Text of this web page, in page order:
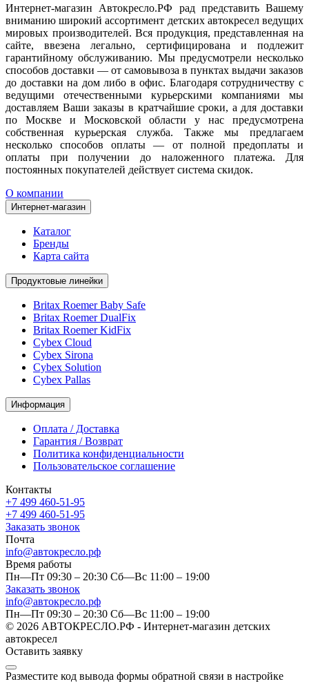
Интернет-магазин Автокресло.РФ рад представить Вашему
вниманию широкий ассортимент детских автокресел ведущих
мировых производителей. Вся продукция, представленная на
сайте, ввезена легально, сертифицирована и подлежит
гарантийному обслуживанию. Мы предусмотрели несколько
способов доставки — от самовывоза в пунктах выдачи заказов
до доставки на дом либо в офис. Благодаря сотрудничеству с
ведущими отечественными курьерскими компаниями мы
доставляем Ваши заказы в кратчайшие сроки, а для доставки
по Москве и Московской области у нас предусмотрена
собственная курьерская служба. Также мы предлагаем
несколько способов оплаты — от полной предоплаты и
оплаты при получении до наложенного платежа. Для
постоянных покупателей действует система скидок.
О компании
Интернет-магазин
Каталог
Бренды
Карта сайта
Продуктовые линейки
Britax Roemer Baby Safe
Britax Roemer DualFix
Britax Roemer KidFix
Cybex Cloud
Cybex Sirona
Cybex Solution
Cybex Pallas
Информация
Оплата / Доставка
Гарантия / Возврат
Политика конфиденциальности
Пользовательское соглашение
Контакты
+7 499 460-51-95
+7 499 460-51-95
Заказать звонок
Почта
info@автокресло.рф
Время работы
Пн—Пт 09:30 – 20:30 Сб—Вс 11:00 – 19:00
Заказать звонок
info@автокресло.рф
Пн—Пт 09:30 – 20:30 Сб—Вс 11:00 – 19:00
© 2026 АВТОКРЕСЛО.РФ - Интернет-магазин детских
автокресел
Оставить заявку
Разместите код вывода формы обратной связи в настройке